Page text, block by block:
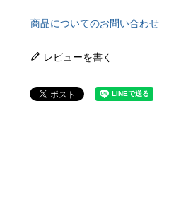
商品についてのお問い合わせ
レビューを書く